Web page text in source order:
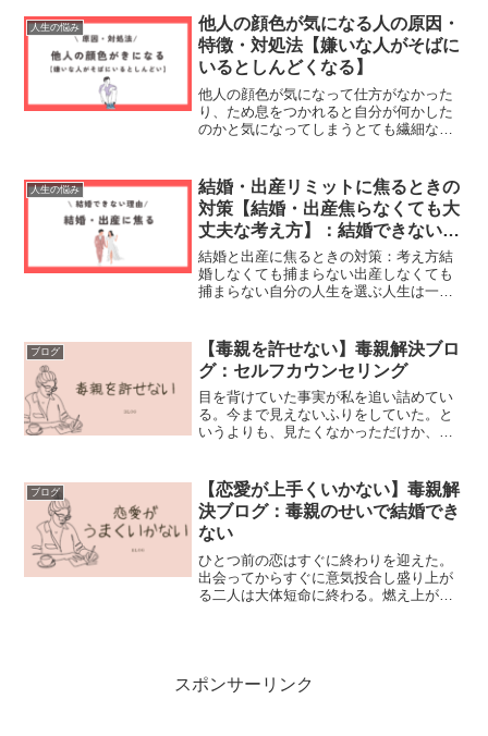
レクトの影響力関係の差と集団の正義攻
撃モデルがある幼児期から...
人生の悩み
他人の顔色が気になる人の原因・
特徴・対処法【嫌いな人がそばに
いるとしんどくなる】
他人の顔色が気になって仕方がなかった
り、ため息をつかれると自分が何かした
のかと気になってしまうとても繊細なあ
人の顔色を伺っていることがありまん
か？なぜ他人の顔色が気にな...
人生の悩み
結婚・出産リミットに焦るときの
対策【結婚・出産焦らなくても大
丈夫な考え方】：結婚できない理
由
結婚と出産に焦るときの対策：考え方結
婚しなくても捕まらない出産しなくても
捕まらない自分の人生を選ぶ人生は一本
婚して子供を産むという選択肢しか人生
にはないのでしょうか。結...
ブログ
【毒親を許せない】毒親解決ブロ
グ：セルフカウンセリング
目を背けていた事実が私を追い詰めてい
る。今まで見えないふりをしていた。と
いうよりも、見たくなかっただけか、そ
なのに零れてしまった。漏れてしまった
このドロドロの感情は今も...
ブログ
【恋愛が上手くいかない】毒親解
決ブログ：毒親のせいで結婚でき
ない
ひとつ前の恋はすぐに終わりを迎えた。
出会ってからすぐに意気投合し盛り上が
る二人は大体短命に終わる。燃え上がる
スポンサーリンク